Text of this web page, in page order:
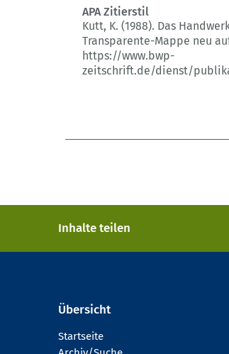
APA Zitierstil
Kutt, K. (1988). Das
Transparente-Mappe neu
https://www.bwp-
zeitschrift.de/dienst/
Inhalte teilen
Übersicht
Startseite